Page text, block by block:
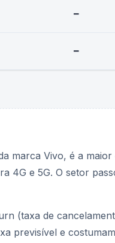
—
—
marca Vivo, é a
4G e 5G. O setor
(taxa de
previsível e